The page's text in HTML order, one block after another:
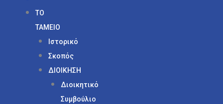
ΤΟ
ΤΑΜΕΙΟ
Ιστορικό
Σκοπός
ΔΙΟΙΚΗΣΗ
Διοικητικό
Συμβούλιο